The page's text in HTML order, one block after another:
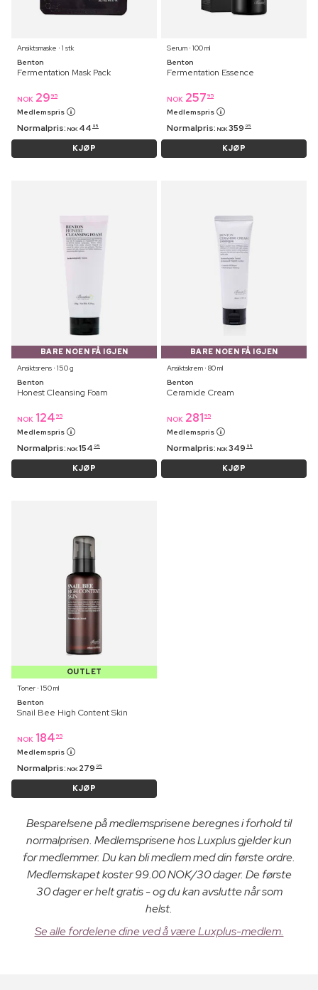
Ansiktsmaske ⋅ 1 stk
Benton
Fermentation Mask Pack
NOK 29 95
Medlemspris
Normalpris: NOK 44 95
KJØP
Serum ⋅ 100 ml
Benton
Fermentation Essence
NOK 257 95
Medlemspris
Normalpris: NOK 359 95
KJØP
BARE NOEN FÅ IGJEN
Ansiktsrens ⋅ 150 g
Benton
Honest Cleansing Foam
NOK 124 95
Medlemspris
Normalpris: NOK 154 95
KJØP
BARE NOEN FÅ IGJEN
Ansiktskrem ⋅ 80 ml
Benton
Ceramide Cream
NOK 281 95
Medlemspris
Normalpris: NOK 349 95
KJØP
OUTLET
Toner ⋅ 150 ml
Benton
Snail Bee High Content Skin
NOK 184 95
Medlemspris
Normalpris: NOK 279 95
KJØP
Besparelsene på medlemsprisene beregnes i forhold til
normalprisen. Medlemsprisene hos Luxplus gjelder kun
for medlemmer. Du kan bli medlem med din første ordre.
Medlemskapet koster 99.00 NOK/30 dager. De første
30 dager er helt gratis - og du kan avslutte når som
helst.
Se alle fordelene dine ved å være Luxplus-medlem.